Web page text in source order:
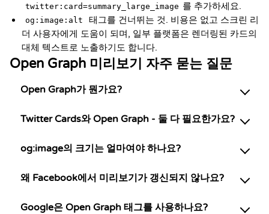
twitter:card=summary_large_image 를 추가하세요.
og:image:alt
태그를 건너뛰는 것. 비용은 없고 스크린 리
더 사용자에게 도움이 되며, 일부 플랫폼은 렌더링된 카드의
대체 텍스트로 노출하기도 합니다.
Open Graph 미리보기 자주 묻는 질문
Open Graph가 뭔가요?
Twitter Cards와 Open Graph - 둘 다 필요한가요?
og:image의 크기는 얼마여야 하나요?
왜 Facebook에서 미리보기가 갱신되지 않나요?
Google은 Open Graph 태그를 사용하나요?